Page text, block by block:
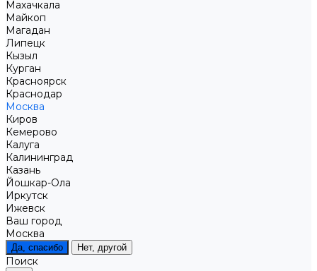
Махачкала
Майкоп
Магадан
Липецк
Кызыл
Курган
Красноярск
Краснодар
Москва
Киров
Кемерово
Калуга
Калининград
Казань
Йошкар-Ола
Иркутск
Ижевск
Ваш город
Москва
Да, спасибо Нет, другой
Поиск